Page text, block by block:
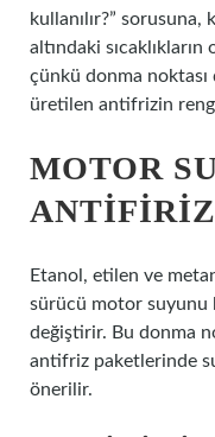
kullanılır?” sorusuna,
altındaki
çünkü donma
üretilen antifrizin
MOTOR
Etanol, etilen ve
sürücü motor suyunu
değiştirir. Bu donma
antifriz paketlerinde
önerilir.